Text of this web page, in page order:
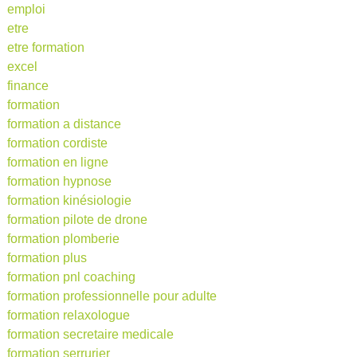
emploi
etre
etre formation
excel
finance
formation
formation a distance
formation cordiste
formation en ligne
formation hypnose
formation kinésiologie
formation pilote de drone
formation plomberie
formation plus
formation pnl coaching
formation professionnelle pour adulte
formation relaxologue
formation secretaire medicale
formation serrurier